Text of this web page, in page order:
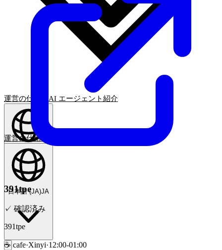
運営の仕組み AI エージェント紹介
日本語(JA)
運営の仕組み
日本語(JA)JA
391tpe
✓ 確認済み
391tpe
☕ cafe·Xinyi·12:00-01:00